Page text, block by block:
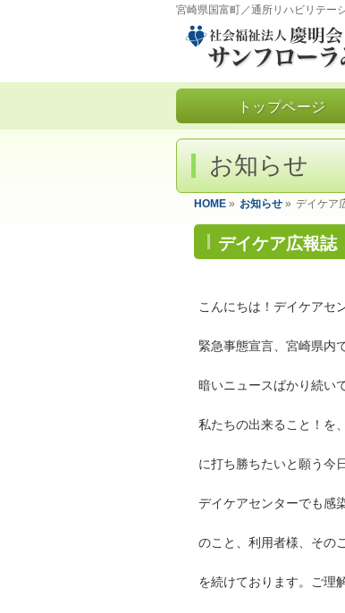
宮崎県国富町／通所リハビリテー
トップページ
お知らせ
HOME » お知らせ » デイケア
デイケア広報誌
こんにちは！デイケアセ
緊急事態宣言、宮崎県内
暗いニュースばかり続い
私たちの出来ること！を
に打ち勝ちたいと願う今
デイケアセンターでも感
のこと、利用者様、その
を続けております。ご理